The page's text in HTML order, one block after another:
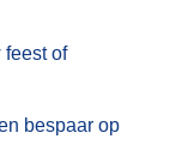
feest of
bespaar op